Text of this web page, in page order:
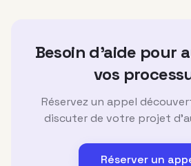
Besoin d'aide pour
vos
Réservez un appel
discuter de votre projet
Réserver un